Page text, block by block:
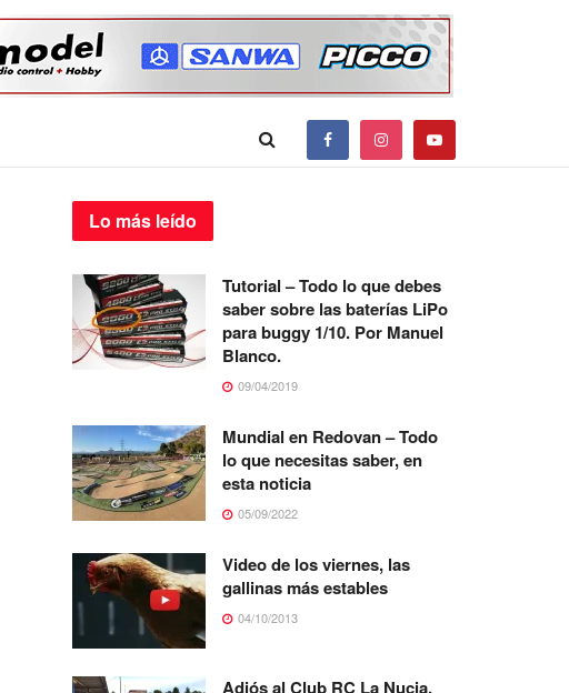
Lo más leído
Tutorial – Todo lo que debes
saber sobre las baterías LiPo
para buggy 1/10. Por Manuel
Blanco.
09/04/2019
Mundial en Redovan – Todo
lo que necesitas saber, en
esta noticia
05/09/2022
Video de los viernes, las
gallinas más estables
04/10/2013
Adiós al Club RC La Nucia.